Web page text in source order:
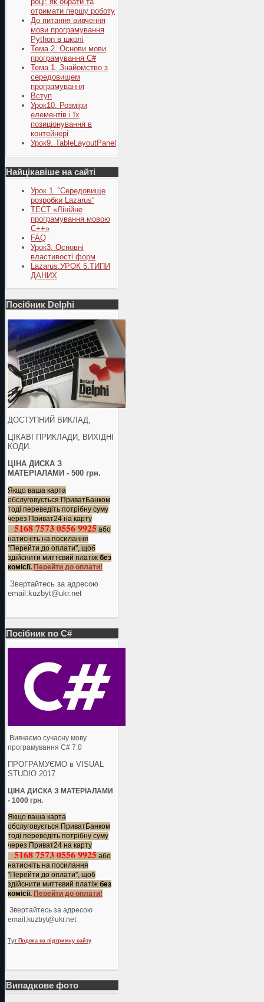
отримати першу роботу
До питання вивчення
мови програмування
Python в школі
Тема 2. Основи мови
програмування C#
Тема 1. Знайомство з
середовищем
програмування
Вступ
Урок10. Розміри
елементів і їх
позиціонування в
контейнері
Урок9. TableLayoutPanel
Найцікавіше на сайті
Урок 1. “Середовище
розробки Lazarus”
ТЕСТ «Лінійне
програмування мовою
С++»
FAQ
Урок3. Основні
властивості форм
Lazarus.УРОК 5.ТИПИ
ДАНИХ
Посібник Delphi
ДОСТУПНИЙ ВИКЛАД,
ЦІКАВІ ПРИКЛАДИ, ВИХІДНІ
КОДИ.
ЦІНА ДИСКА З
МАТЕРІАЛАМИ - 500 грн.
Якщо ваша карта
обслуговується ПриватБанком
тоді переведіть потрібну суму
через Приват24 на карту
5168 7573 0556 9925 або
натисніть на посилання
"Перейти до оплати", щоб
здійснити миттєвий платіж без
комісії. Перейти до оплати!
Звертайтесь за адресою
еmail:kuzbyt@ukr.net
Посібник по C#
Вивчаємо сучасну мову
програмування C# 7.0
ПРОГРАМУЄМО в VISUAL
STUDIO 2017
ЦІНА ДИСКА З МАТЕРІАЛАМИ
- 1000 грн.
Якщо ваша карта
обслуговується ПриватБанком
тоді переведіть потрібну суму
через Приват24 на карту
5168 7573 0556 9925 або
натисніть на посилання
"Перейти до оплати", щоб
здійснити миттєвий платіж без
комісії. Перейти до оплати!
Звертайтесь за адресою
еmail:kuzbyt@ukr.net
Тут Подяка на підтримку сайту
Випадкове фото